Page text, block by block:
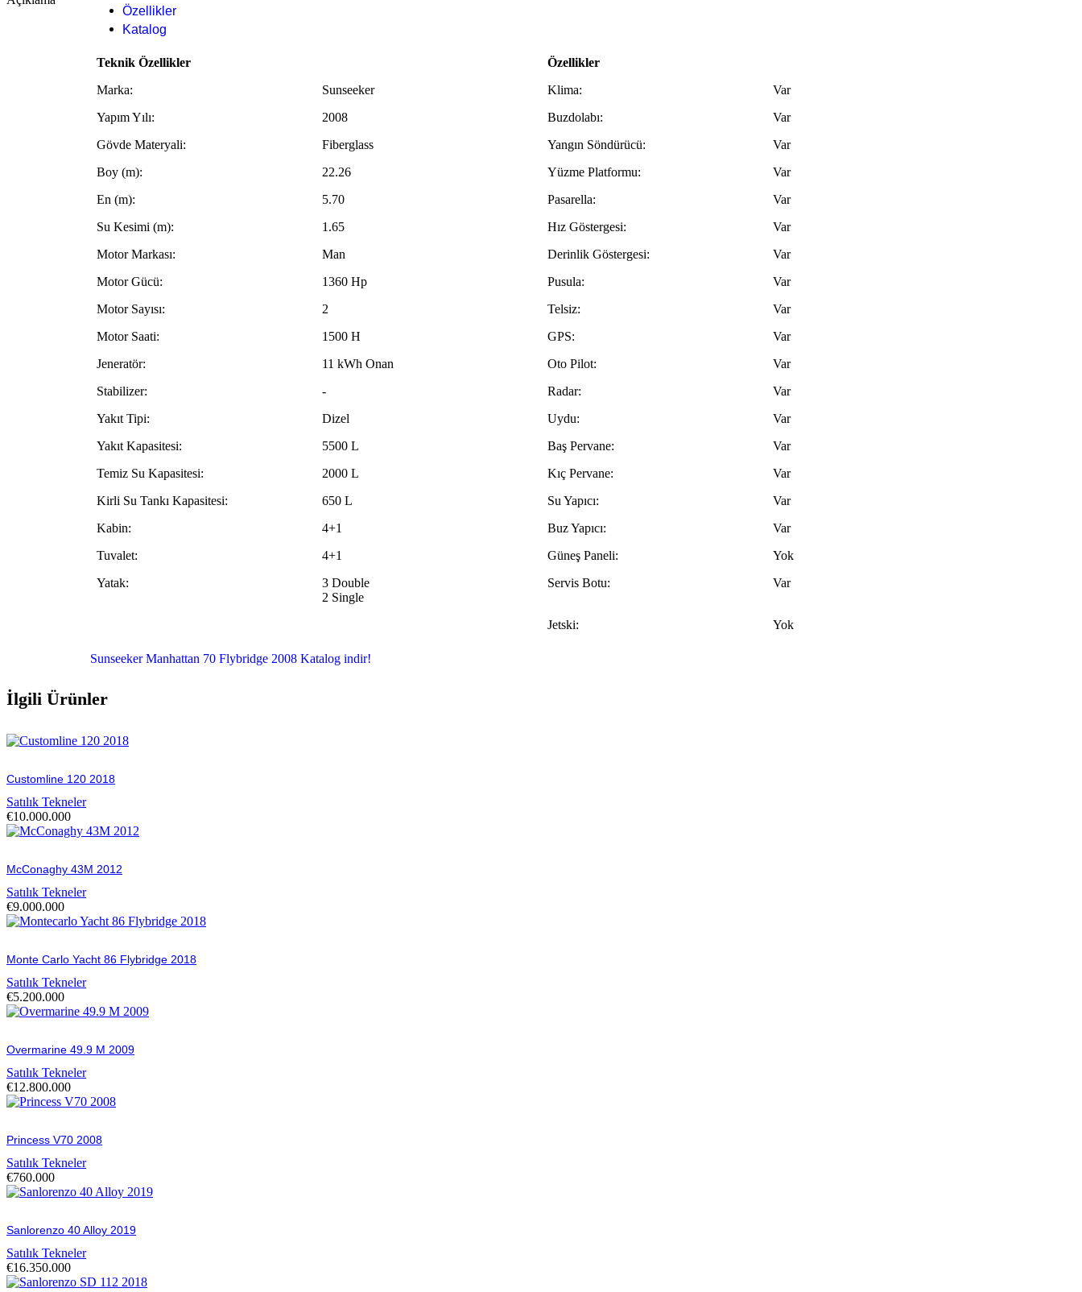
Özellikler
Katalog
Teknik Özellikler
Özellikler
Marka:
Sunseeker Klima:
Var
Yapım Yılı:
2008 Buzdolabı:
Var
Gövde Materyali:
Fiberglass Yangın Söndürücü:
Var
Boy (m):
22.26 Yüzme Platformu:
Var
En (m):
5.70 Pasarella:
Var
Su Kesimi (m):
1.65 Hız Göstergesi:
Var
Motor Markası:
Man Derinlik Göstergesi:
Var
Motor Gücü:
1360 Hp Pusula:
Var
Motor Sayısı:
2 Telsiz:
Var
Motor Saati:
1500 H GPS:
Var
Jeneratör:
11 kWh Onan Oto Pilot:
Var
Stabilizer:
- Radar:
Var
Yakıt Tipi:
Dizel Uydu:
Var
Yakıt Kapasitesi:
5500 L Baş Pervane:
Var
Temiz Su Kapasitesi:
2000 L Kıç Pervane:
Var
Kirli Su Tankı Kapasitesi:
650 L Su Yapıcı:
Var
Kabin:
4+1 Buz Yapıcı:
Var
Tuvalet:
4+1 Güneş Paneli:
Yok
Yatak:
3 Double
2 Single
Servis Botu: Var
Jetski: Yok
Sunseeker Manhattan 70 Flybridge 2008 Katalog indir!
İlgili Ürünler
Customline 120 2018
Satılık Tekneler
€10.000.000
McConaghy 43M 2012
Satılık Tekneler
€9.000.000
Monte Carlo Yacht 86 Flybridge 2018
Satılık Tekneler
€5.200.000
Overmarine 49.9 M 2009
Satılık Tekneler
€12.800.000
Princess V70 2008
Satılık Tekneler
€760.000
Sanlorenzo 40 Alloy 2019
Satılık Tekneler
€16.350.000